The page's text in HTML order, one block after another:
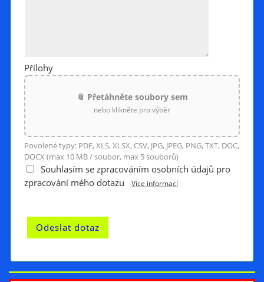
Přílohy
📎 Přetáhněte soubory sem
nebo klikněte pro výběr
Povolené typy: PDF, XLS, XLSX, CSV, JPG, JPEG, PNG, TXT, DOC,
DOCX (max 10 MB / soubor, max 5 souborů)
Souhlasím se zpracováním osobních údajů pro
zpracování mého dotazu
Více informací